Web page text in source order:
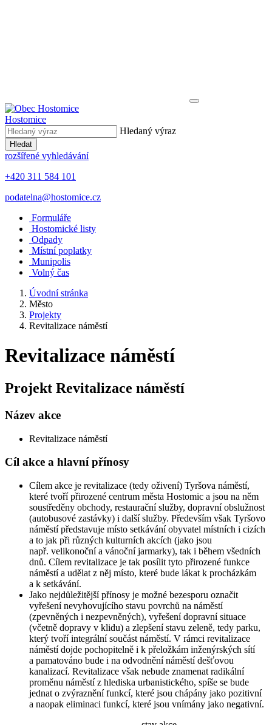
Hostomice
Hledaný výraz
Hledat
rozšířené vyhledávání
+420 311 584 101
podatelna@hostomice.cz
Formuláře
Hostomické listy
Odpady
Místní poplatky
Munipolis
Volný čas
Úvodní stránka
Město
Projekty
Revitalizace náměstí
Revitalizace náměstí
Projekt Revitalizace náměstí
Název akce
Revitalizace náměstí
Cíl akce a hlavní přínosy
Cílem akce je revitalizace (tedy oživení) Tyršova náměstí,
které tvoří přirozené centrum města Hostomic a jsou na něm
soustředěny obchody, restaurační služby, dopravní obslužnost
(autobusové zastávky) i další služby. Především však Tyršovo
náměstí představuje místo setkávání obyvatel místních i cizích
a to jak při různých kulturních akcích (jako jsou
např. velikonoční a vánoční jarmarky), tak i během všedních
dnů. Cílem revitalizace je tak posílit tyto přirozené funkce
náměstí a udělat z něj místo, které bude lákat k procházkám
a k setkávání.
Jako nejdůležitější přínosy je možné bezesporu označit
vyřešení nevyhovujícího stavu povrchů na náměstí
(zpevněných i nezpevněných), vyřešení dopravní situace
(včetně dopravy v klidu) a zlepšení stavu zeleně, tedy parku,
který tvoří integrální součást náměstí. V rámci revitalizace
náměstí dojde pochopitelně i k přeložkám inženýrských sítí
a pamatováno bude i na odvodnění náměstí dešťovou
kanalizací. Revitalizace však nebude znamenat radikální
proměnu náměstí z hlediska urbanistického, spíše se bude
jednat o zvýraznění funkcí, které jsou chápány jako pozitivní
a naopak eliminaci funkcí, které jsou vnímány jako negativní.